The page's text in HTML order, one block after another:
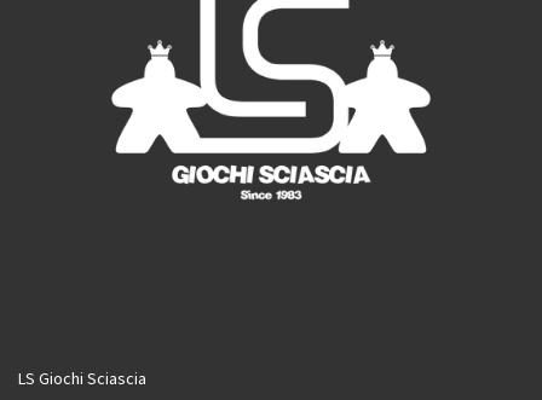
LS Giochi Sciascia